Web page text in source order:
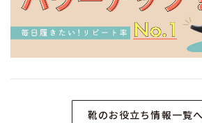
靴のお役立ち情報一覧